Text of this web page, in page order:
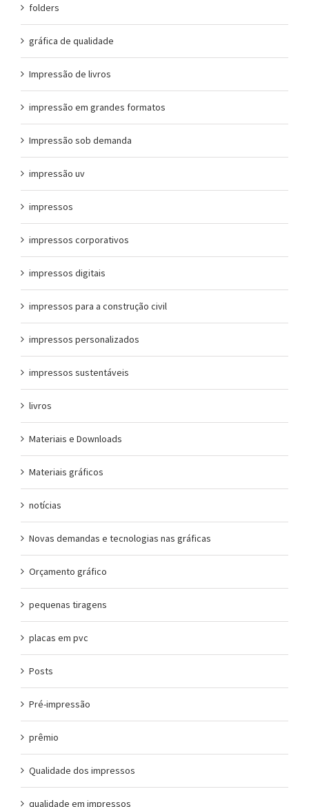
folders
gráfica de qualidade
Impressão de livros
impressão em grandes formatos
Impressão sob demanda
impressão uv
impressos
impressos corporativos
impressos digitais
impressos para a construção civil
impressos personalizados
impressos sustentáveis
livros
Materiais e Downloads
Materiais gráficos
notícias
Novas demandas e tecnologias nas gráficas
Orçamento gráfico
pequenas tiragens
placas em pvc
Posts
Pré-impressão
prêmio
Qualidade dos impressos
qualidade em impressos